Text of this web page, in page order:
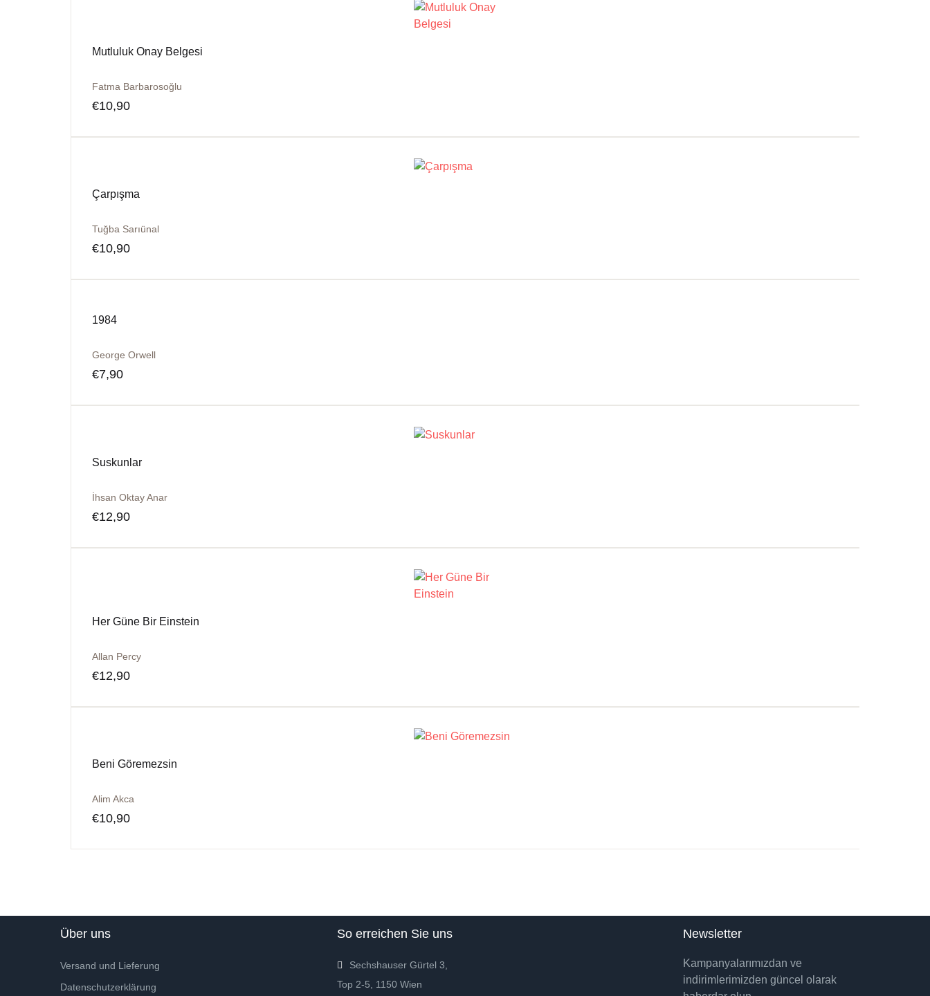
Mutluluk Onay Belgesi
Fatma Barbarosoğlu
€10,90
Çarpışma
Tuğba Sarıünal
€10,90
1984
George Orwell
€7,90
Suskunlar
İhsan Oktay Anar
€12,90
Her Güne Bir Einstein
Allan Percy
€12,90
Beni Göremezsin
Alim Akca
€10,90
Über uns
Versand und Lieferung
Datenschutzerklärung
So erreichen Sie uns
Sechshauser Gürtel 3,
Top 2-5, 1150 Wien
Newsletter
Kampanyalarımızdan ve
indirimlerimizden güncel olarak